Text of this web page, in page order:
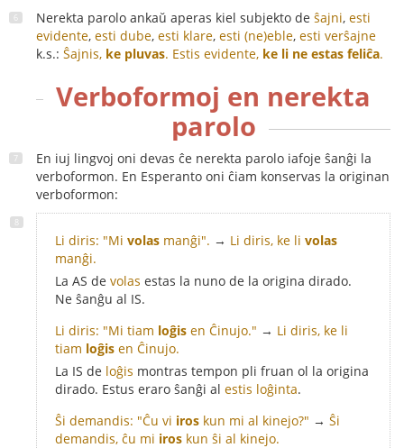
Nerekta parolo ankaŭ aperas kiel subjekto de ŝajni, esti
evidente, esti dube, esti klare, esti (ne)eble, esti verŝajne
k.s.: Ŝajnis, ke pluvas. Estis evidente, ke li ne estas feliĉa.
Verboformoj en nerekta
parolo
En iuj lingvoj oni devas ĉe nerekta parolo iafoje ŝanĝi la
verboformon. En Esperanto oni ĉiam konservas la originan
verboformon:
Li diris: "Mi volas manĝi". → Li diris, ke li volas
manĝi.
La AS de volas estas la nuno de la origina dirado.
Ne ŝanĝu al IS.
Li diris: "Mi tiam loĝis en Ĉinujo." → Li diris, ke li
tiam loĝis en Ĉinujo.
La IS de loĝis montras tempon pli fruan ol la origina
dirado. Estus eraro ŝanĝi al estis loĝinta.
Ŝi demandis: "Ĉu vi iros kun mi al kinejo?" → Ŝi
demandis, ĉu mi iros kun ŝi al kinejo.